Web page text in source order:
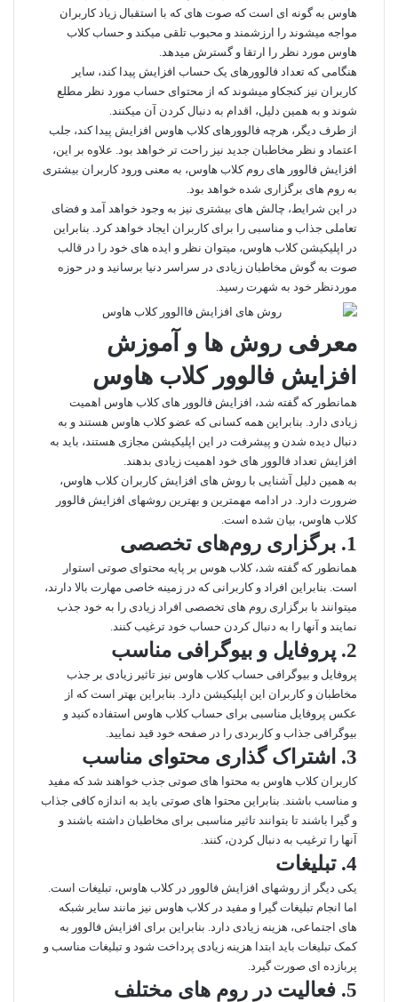
هاوس به گونه‌ ای است که صوت های که با استقبال زیاد کاربران
مواجه میشوند را ارزشمند و محبوب تلقی میکند و حساب کلاب
هاوس مورد نظر را ارتقا و گسترش میدهد.
هنگامی که تعداد فالوورهای یک حساب افزایش پیدا کند، سایر
کاربران نیز کنجکاو میشوند که از محتوای حساب مورد نظر مطلع
شوند و به همین دلیل، اقدام به دنبال کردن آن میکنند.
از طرف دیگر، هرچه فالوورهای کلاب هاوس افزایش پیدا کند، جلب
اعتماد و نظر مخاطبان جدید نیز راحت‌ تر خواهد بود. علاوه‌ بر این،
افزایش فالوور‌ های روم‌ کلاب هاوس، به معنی ورود کاربران بیشتری
به روم‌ های برگزاری شده خواهد بود.
در این شرایط، چالش‌ های بیشتری نیز به وجود خواهد آمد و فضای
تعاملی جذاب و مناسبی را برای کاربران ایجاد خواهد کرد. بنابراین
در اپلیکیشن کلاب هاوس، میتوان نظر و ایده‌ های خود را در قالب
صوت به گوش مخاطبان زیادی در سراسر دنیا برسانید و در حوزه
موردنظر خود به شهرت رسید.
معرفی روش ها و آموزش
افزایش فالوور کلاب هاوس
همانطور که گفته شد، افزایش فالوور‌ های کلاب هاوس اهمیت
زیادی دارد. بنابراین همه کسانی که عضو کلاب هاوس هستند و به
دنبال دیده شدن و پیشرفت در این اپلیکیشن مجازی هستند، باید به
افزایش تعداد فالوور‌ های خود اهمیت زیادی بدهند.
به همین دلیل آشنایی با روش‌ های افزایش کاربران کلاب هاوس،
ضرورت دارد. در ادامه مهمترین و بهترین روشهای افزایش فالوور
کلاب هاوس، بیان شده است.
1. برگزاری روم‌های تخصصی
همانطور که گفته شد، کلاب هوس بر پایه محتوای صوتی استوار
است. بنابراین افراد و کاربرانی که در زمینه خاصی مهارت بالا دارند،
میتوانند با برگزاری روم های تخصصی افراد زیادی را به خود جذب
نمایند و آنها را به دنبال کردن حساب خود ترغیب کنند.
2. پروفایل و بیوگرافی مناسب
پروفایل و بیوگرافی حساب کلاب هاوس نیز تاثیر زیادی بر جذب
مخاطبان و کاربران این اپلیکیشن دارد. بنابراین بهتر است که از
عکس پروفایل مناسبی برای حساب کلاب هاوس استفاده کنید و
بیوگرافی جذاب و کاربردی را در صفحه خود قید نمایید.
3. اشتراک‌ گذاری محتوای مناسب
کاربران کلاب هاوس به محتوا‌ های صوتی جذب خواهند شد که مفید
و مناسب باشند. بنابراین محتوا‌ های صوتی باید به اندازه کافی جذاب
و گیرا باشند تا بتوانند تاثیر مناسبی برای مخاطبان داشته باشند و
آنها را ترغیب به دنبال کردن، کنند.
4. تبلیغات
یکی دیگر از روشهای افزایش فالوور در کلاب هاوس، تبلیغات است.
اما انجام تبلیغات گیرا و مفید در کلاب هاوس نیز مانند سایر شبکه‌
های اجتماعی، هزینه زیادی دارد. بنابراین برای افزایش فالوور به
کمک تبلیغات باید ابتدا هزینه زیادی پرداخت شود و تبلیغات مناسب و
پربازده‌ ای صورت گیرد.
5. فعالیت در روم های مختلف